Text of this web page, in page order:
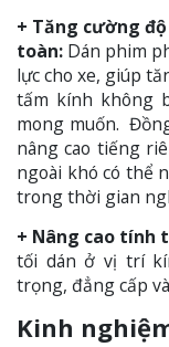
+ Tăng cường
toàn: Dán phim
lực cho xe, giúp
tấm kính không
mong muốn.
nâng cao tiếng
ngoài khó có thể
trong thời gian
+ Nâng cao tính
tối dán ở vị trí
trọng, đẳng cấp
Kinh